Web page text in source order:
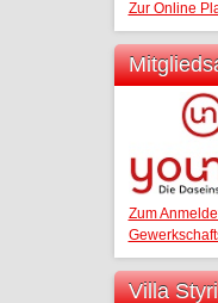
Zur Online
Zum
Villa